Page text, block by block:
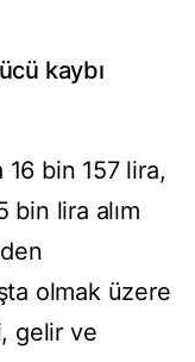
kaybı
bin 157 lira,
bin lira alım
olmak üzere
gelir ve